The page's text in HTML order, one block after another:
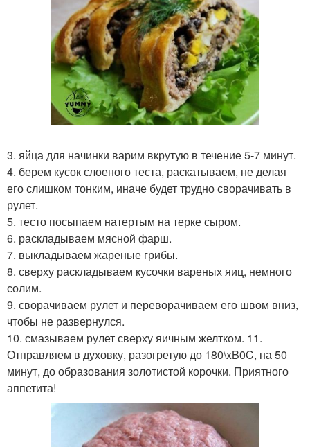
3. яйца для начинки варим вкрутую в течение 5-7 минут.
4. берем кусок слоеного теста, раскатываем, не делая
его слишком тонким, иначе будет трудно сворачивать в
рулет.
5. тесто посыпаем натертым на терке сыром.
6. раскладываем мясной фарш.
7. выкладываем жареные грибы.
8. сверху раскладываем кусочки вареных яиц, немного
солим.
9. сворачиваем рулет и переворачиваем его швом вниз,
чтобы не развернулся.
10. смазываем рулет сверху яичным желтком. 11.
Отправляем в духовку, разогретую до 180\xB0C, на 50
минут, до образования золотистой корочки. Приятного
аппетита!